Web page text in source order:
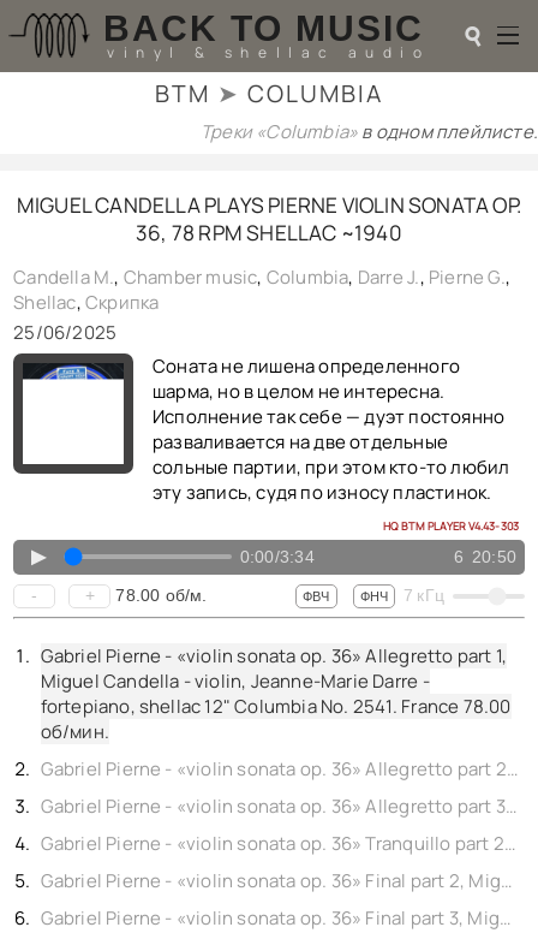
BACK TO MUSIC
vinyl & shellac audio ☌
РАДИОТЕХНИКА
UPGRADES
АКУСТИКА
ТЕОРИЯ
МУЗЫКА
HI-FI PLAYERS
ПЕРСОНАЛИИ
КОНТАКТЫ
BACK TO PHOTO
BTM ➤ COLUMBIA
Треки «Columbia»в одном плейлисте.
MIGUEL CANDELLA PLAYS PIERNE VIOLIN SONATA OP.
36, 78 RPM SHELLAC ~1940
Candella M., Chamber music, Columbia, Darre J., Pierne G.,
Shellac,Скрипка
25/06/2025
Cоната не лишена определенного
шарма, но в целом не интересна.
Исполнение так себе — дуэт постоянно
разваливается на две отдельные
сольные партии, при этом кто-то любил
эту запись, судя по износу пластинок.
HQ BTM PLAYER V4.43-303
▲ 0:00/3:34 6 20:50
- + 78.00 об/м. ФВЧ ФНЧ 7 кГц
Gabriel Pierne - «violin sonata op. 36» Allegretto part 1,
Miguel Candella - violin, Jeanne-Marie Darre -
fortepiano, shellac 12" Columbia No. 2541. France 78.00
об/мин.
Gabriel Pierne - «violin sonata op. 36» Allegretto part 2, Miguel Candella - violin, Jeanne-Marie Darre - fortepiano, shellac 12" Columbia No. 2542. France
Gabriel Pierne - «violin sonata op. 36» Allegretto part 3, Tranquillo part 1, Miguel Candella - violin, Jeanne-Marie Darre - fortepiano, shellac 12" Columbia No. 2543. France
Gabriel Pierne - «violin sonata op. 36» Tranquillo part 2, Final part 1, Miguel Candella - violin, Jeanne-Marie Darre - fortepiano, shellac 12" Columbia No. 2544. France
Gabriel Pierne - «violin sonata op. 36» Final part 2, Miguel Candella - violin, Jeanne-Marie Darre - fortepiano, shellac 12" Columbia No. 2545. France
Gabriel Pierne - «violin sonata op. 36» Final part 3, Miguel Candella - violin, Jeanne-Marie Darre - fortepiano, shellac 12" Columbia No. 2546. France